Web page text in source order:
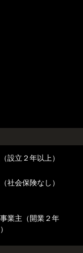
設立２年以上）
社会保険なし）
業主（開業２年